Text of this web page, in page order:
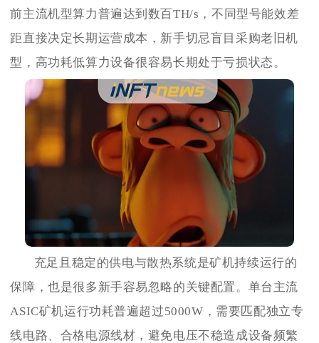
前主流机型算力普遍达到数百TH/s，不同型号能效差
距直接决定长期运营成本，新手切忌盲目采购老旧机
型，高功耗低算力设备很容易长期处于亏损状态。
充足且稳定的供电与散热系统是矿机持续运行的
保障，也是很多新手容易忽略的关键配置。单台主流
ASIC矿机运行功耗普遍超过5000W，需要匹配独立专
线电路、合格电源线材，避免电压不稳造成设备频繁